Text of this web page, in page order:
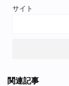
サイト
関連記事